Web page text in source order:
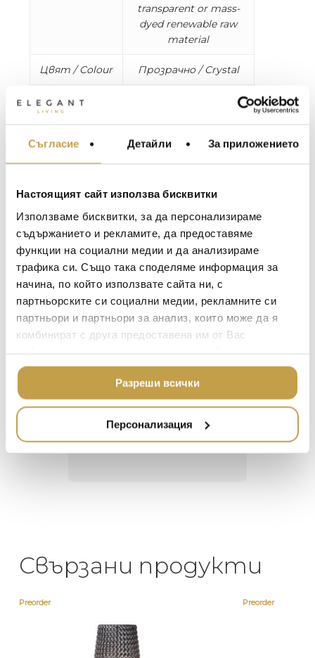
Съгласие Детайли За приложението
Настоящият сайт използва бисквитки
Използваме бисквитки, за да персонализираме
съдържанието и рекламите, да предоставяме
функции на социални медии и да анализираме
трафика си. Също така споделяме информация за
начина, по който използвате сайта ни, с
партньорските си социални медии, рекламните си
партньори и партньори за анализ, които може да я
комбинират с друга предоставена им от Вас
ползването от Ваша страна на услугите им.
Разреши всички
Персонализация
transparent or mass-
dyed renewable raw
material
Цвят / Colour Прозрачно / Crystal
Размери /
Dimensions
Тегло / Weight 1.7 kg
характерната повърхност, от която се
разсейва светлината.
surface, from which the light diffuses.
Много интересни
предложения! Любезен
персонал.
Един
Свързани продукти
Preorder Preorder
МЕБЕЛИ ЗА ДОМА И
ЗА МАСАТА
ТЕКСТИЛ ЗА ДОМА
АРОМАТИ ЗА ДОМА
ИЗКУСТВО И КНИГИ
ВИСОК КЛАС
МЕБЕЛИ
ПОДАРЪЦИ
BACCARAT
TOM DIXON
MICHAEL ARAM
ASSOULINE
SELETTI
DOLCE & GABBANA
ETHNICRAFT
ZUIVER
DUTCHBONE